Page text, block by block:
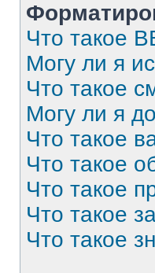
Что такое
Могу ли я
Что такое
Могу ли я
Что такое
Что такое
Что такое
Что такое
Что такое